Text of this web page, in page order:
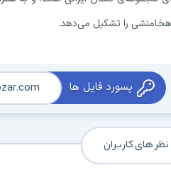
را تشکیل می‌دهد.
پسورد فایل ها
نظر های کاربران